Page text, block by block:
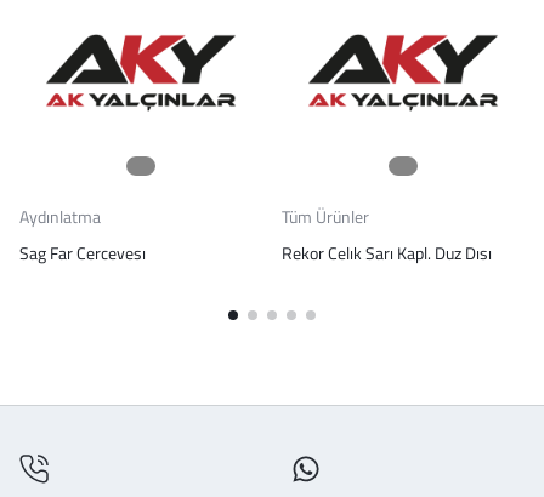
Aydınlatma
Sag Far Cercevesı
Tüm Ürünler
Rekor Celık Sarı Kapl. Duz Dısı